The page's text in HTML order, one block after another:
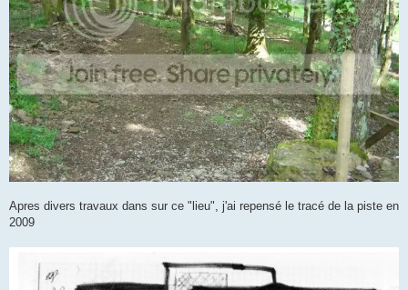
Apres divers travaux dans sur ce "lieu", j'ai repensé le tracé de la piste en
2009